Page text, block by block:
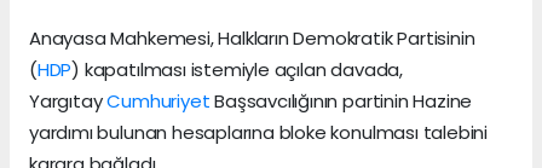
Anayasa Mahkemesi, Halkların Demokratik Partisinin
(HDP) kapatılması istemiyle açılan davada,
YargıtayCumhuriyetBaşsavcılığının partinin Hazine
yardımı bulunan hesaplarına bloke konulması talebini